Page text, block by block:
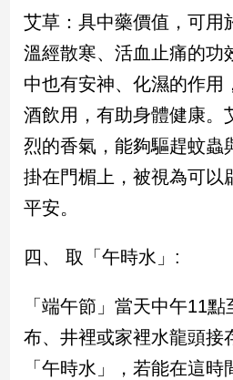
台
灣
觀
點
南
台
灣
觀
點
娛
娛
樂
星
艾草：具中藥價值，可用
溫經散寒、活血止痛的功
中也有安神、化濕的作用
酒飲用，有助身體健康。
烈的香氣，能夠驅趕蚊蟲
掛在門楣上，被視為可以
平安。
四、 取「午時水」:
「端午節」當天中午11
布、井裡或家裡水龍頭接
「午時水」，若能在這